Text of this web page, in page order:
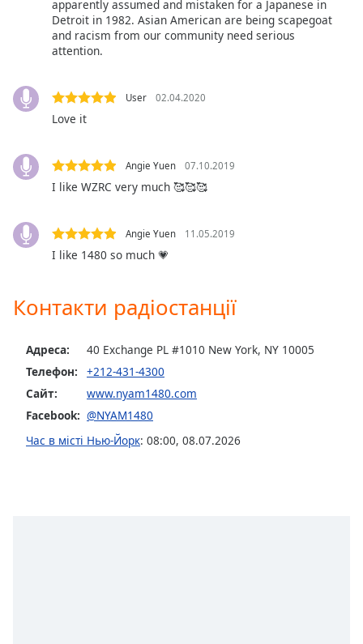
,
selected
Picture-
in-
This
window.
dialog
window.
cancel
close
window.
apparently assumed and mistaken for a Japanese in
Detroit in 1982. Asian American are being scapegoat
and racism from our community need serious
attention.
User 02.04.2020
Love it
Angie Yuen 07.10.2019
I like WZRC very much 🥰🥰🥰
Angie Yuen 11.05.2019
I like 1480 so much 💗
Контакти радіостанції
Адреса:
40 Exchange PL #1010 New York, NY 10005
Телефон:
+212-431-4300
Сайт:
www.nyam1480.com
Facebook: @NYAM1480
Час в місті Нью-Йорк: 08:00, 08.07.2026